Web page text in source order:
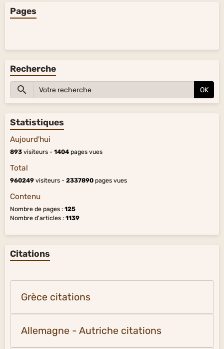
Pages
Recherche
OK
Statistiques
Aujourd'hui
893 visiteurs - 1404 pages vues
Total
960249 visiteurs - 2337890 pages vues
Contenu
Nombre de pages : 125
Nombre d'articles : 1139
Citations
Grèce citations
Allemagne - Autriche citations